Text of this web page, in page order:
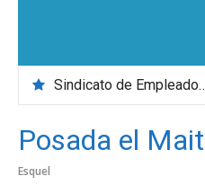
Sindicato de
Posada el
Esquel